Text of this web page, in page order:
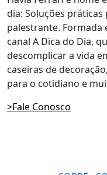
dia: Soluções práticas
palestrante. Formada
canal A Dica do Dia,
descomplicar a vida
caseiras de
para o cotidiano e
>Fale Conosco